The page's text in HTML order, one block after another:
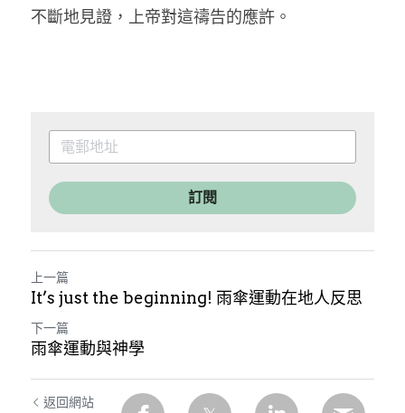
不斷地見證，上帝對這禱告的應許。
訂閱
上一篇
It’s just the beginning! 雨傘運動在地人反思
下一篇
雨傘運動與神學
返回網站